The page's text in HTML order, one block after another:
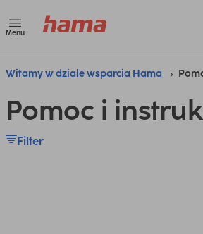
Menu
Witamy w dziale wsparcia Hama
Pomoc i
Filter